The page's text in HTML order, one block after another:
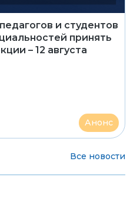
и студентов
принять
– 12 августа
Анонс
Все новости